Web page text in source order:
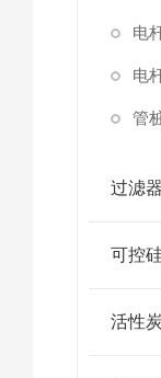
电
电
管
过滤器
可控
活性